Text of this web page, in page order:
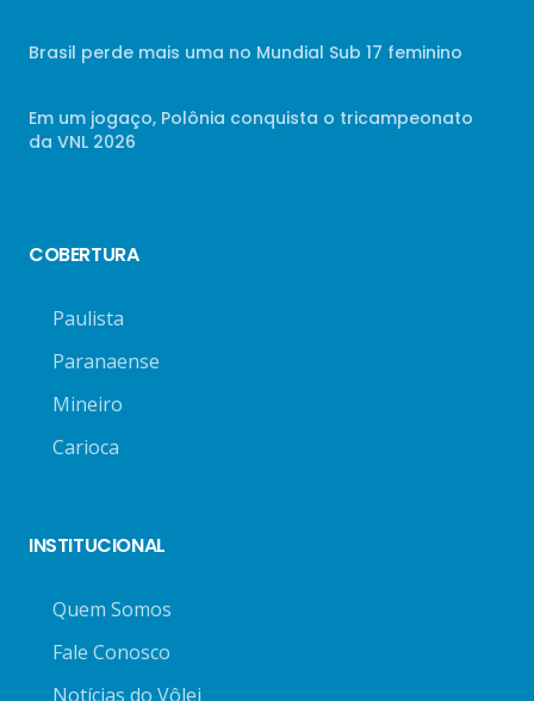
Brasil perde mais uma no Mundial Sub 17 feminino
Em um jogaço, Polônia conquista o tricampeonato
da VNL 2026
COBERTURA
Paulista
Paranaense
Mineiro
Carioca
INSTITUCIONAL
Quem Somos
Fale Conosco
Notícias do Vôlei